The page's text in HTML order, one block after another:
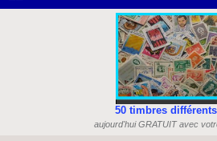
50 timbres différents
aujourd'hui GRATUIT avec